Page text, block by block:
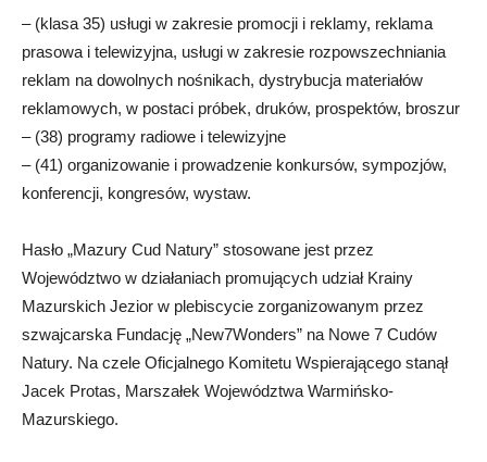
– (klasa 35) usługi w zakresie promocji i reklamy, reklama
prasowa i telewizyjna, usługi w zakresie rozpowszechniania
reklam na dowolnych nośnikach, dystrybucja materiałów
reklamowych, w postaci próbek, druków, prospektów, broszur
– (38) programy radiowe i telewizyjne
– (41) organizowanie i prowadzenie konkursów, sympozjów,
konferencji, kongresów, wystaw.
Hasło „Mazury Cud Natury” stosowane jest przez
Województwo w działaniach promujących udział Krainy
Mazurskich Jezior w plebiscycie zorganizowanym przez
szwajcarska Fundację „New7Wonders” na Nowe 7 Cudów
Natury. Na czele Oficjalnego Komitetu Wspierającego stanął
Jacek Protas, Marszałek Województwa Warmińsko-
Mazurskiego.